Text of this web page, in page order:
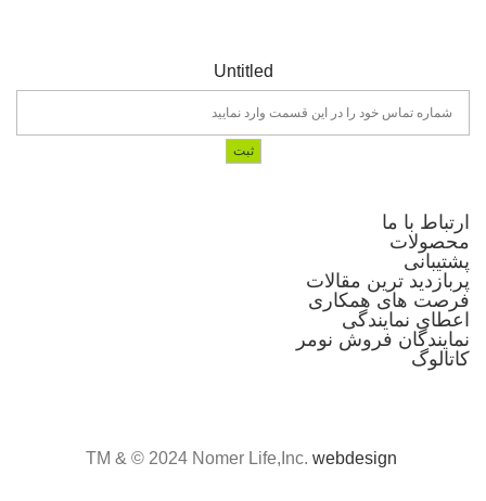
Untitled
ارتباط با ما
محصولات
پشتیبانی
پربازدید ترین مقالات
فرصت های همکاری
اعطای نمایندگی
نمایندگان فروش نومر
کاتالوگ
webdesign